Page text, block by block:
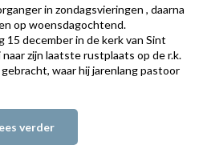
in zondagsvieringen , daarna
op woensdagochtend.
15 december in de kerk van Sint
zijn laatste rustplaats op de r.k.
waar hij jarenlang pastoor
verder